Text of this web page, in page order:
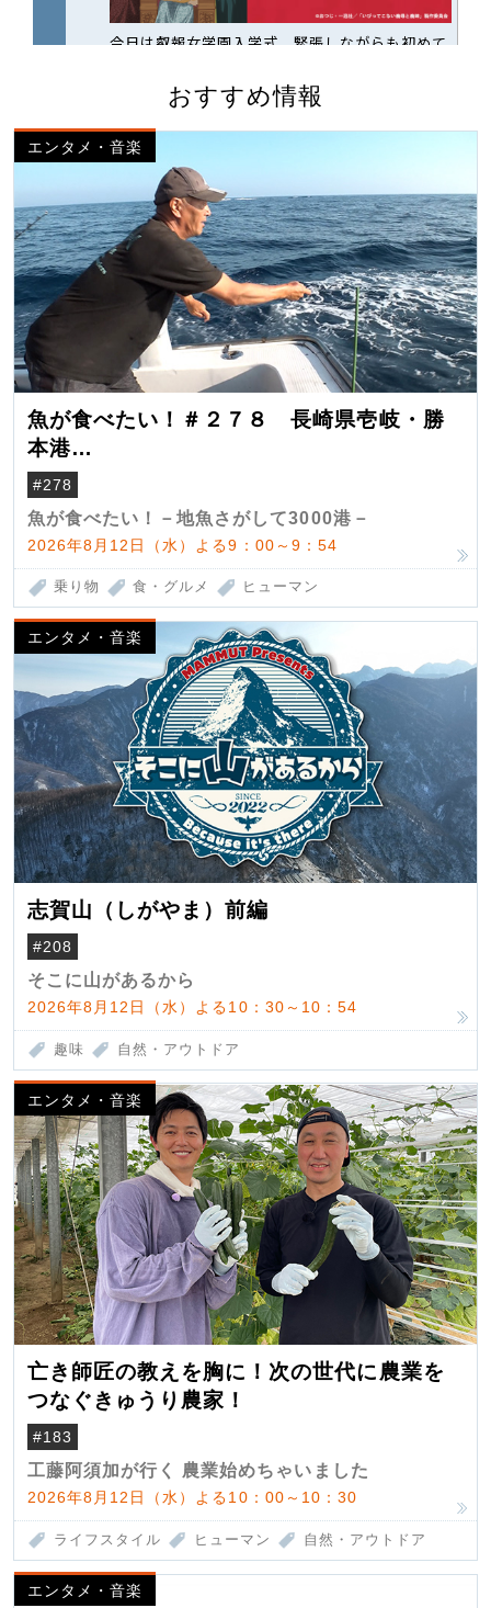
おすすめ情報
エンタメ・音楽
魚が食べたい！＃２７８ 長崎県壱岐・勝
本港
（クロマグロ）
#278
魚が食べたい！－地魚さがして3000港－
2026年8月12日（水）よる9：00～9：54
乗り物 食・グルメ ヒューマン
エンタメ・音楽
志賀山（しがやま）前編
#208
そこに山があるから
2026年8月12日（水）よる10：30～10：54
趣味 自然・アウトドア
エンタメ・音楽
亡き師匠の教えを胸に！次の世代に農業を
つなぐきゅうり農家！
#183
工藤阿須加が行く 農業始めちゃいました
2026年8月12日（水）よる10：00～10：30
ライフスタイル ヒューマン 自然・アウトドア
エンタメ・音楽